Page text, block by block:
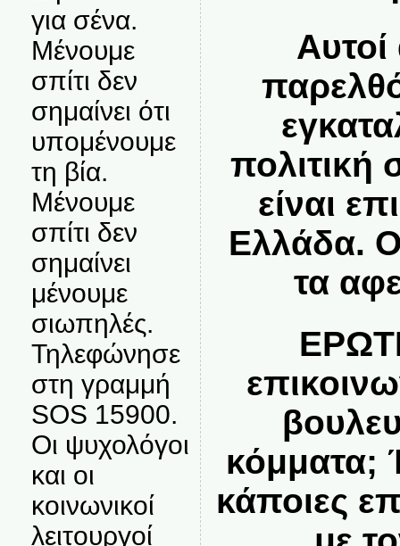
για σένα.
Μένουμε
σπίτι δεν
σημαίνει ότι
υπομένουμε
τη βία.
Μένουμε
σπίτι δεν
σημαίνει
μένουμε
σιωπηλές.
Τηλεφώνησε
στη γραμμή
SOS 15900.
Οι ψυχολόγοι
και οι
κοινωνικοί
λειτουργοί
πολιτική
είναι
Ελλάδα.
τα
κόμματα;
κάποιες